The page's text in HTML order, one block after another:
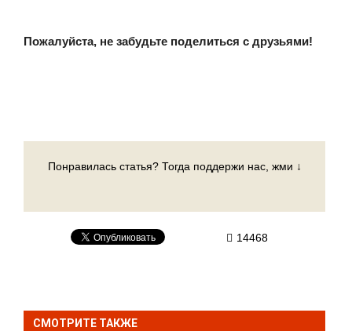
Пожалуйста, не забудьте поделиться с друзьями!
Понравилась статья? Тогда поддержи нас, жми ↓
14468
СМОТРИТЕ ТАКЖЕ